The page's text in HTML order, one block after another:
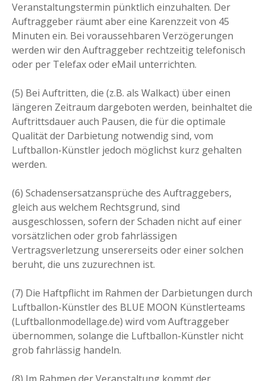
Veranstaltungstermin pünktlich einzuhalten. Der
Auftraggeber räumt aber eine Karenzzeit von 45
Minuten ein. Bei voraussehbaren Verzögerungen
werden wir den Auftraggeber rechtzeitig telefonisch
oder per Telefax oder eMail unterrichten.
(5) Bei Auftritten, die (z.B. als Walkact) über einen
längeren Zeitraum dargeboten werden, beinhaltet die
Auftrittsdauer auch Pausen, die für die optimale
Qualität der Darbietung notwendig sind, vom
Luftballon-Künstler jedoch möglichst kurz gehalten
werden.
(6) Schadensersatzansprüche des Auftraggebers,
gleich aus welchem Rechtsgrund, sind
ausgeschlossen, sofern der Schaden nicht auf einer
vorsätzlichen oder grob fahrlässigen
Vertragsverletzung unsererseits oder einer solchen
beruht, die uns zuzurechnen ist.
(7) Die Haftpflicht im Rahmen der Darbietungen durch
Luftballon-Künstler des BLUE MOON Künstlerteams
(Luftballonmodellage.de) wird vom Auftraggeber
übernommen, solange die Luftballon-Künstler nicht
grob fahrlässig handeln.